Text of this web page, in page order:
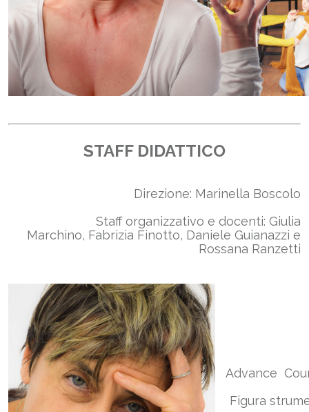
STAFF DIDATTICO
Direzione: Marinella Boscolo
Staff organizzativo e docenti: Giulia
Marchino, Fabrizia Finotto, Daniele Guianazzi e
Rossana Ranzetti
Advance
Figura